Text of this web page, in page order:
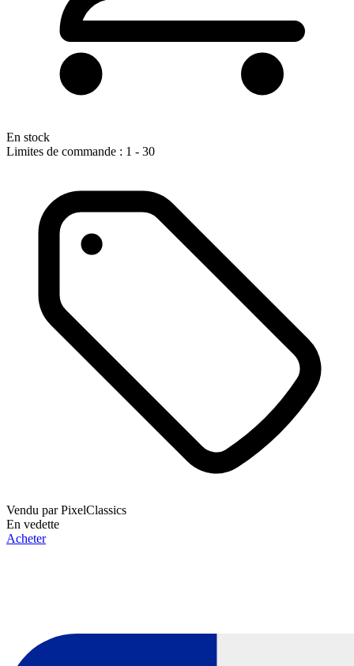
En stock
Limites de commande : 1 - 30
Vendu parPixelClassics
En vedette
Acheter